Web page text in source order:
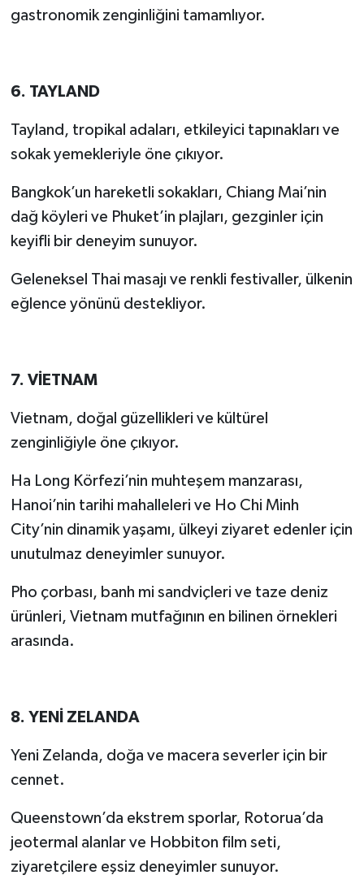
gastronomik zenginliğini tamamlıyor.
6. TAYLAND
Tayland, tropikal adaları, etkileyici tapınakları ve
sokak yemekleriyle öne çıkıyor.
Bangkok’un hareketli sokakları, Chiang Mai’nin
dağ köyleri ve Phuket’in plajları, gezginler için
keyifli bir deneyim sunuyor.
Geleneksel Thai masajı ve renkli festivaller, ülkenin
eğlence yönünü destekliyor.
7. VİETNAM
Vietnam, doğal güzellikleri ve kültürel
zenginliğiyle öne çıkıyor.
Ha Long Körfezi’nin muhteşem manzarası,
Hanoi’nin tarihi mahalleleri ve Ho Chi Minh
City’nin dinamik yaşamı, ülkeyi ziyaret edenler için
unutulmaz deneyimler sunuyor.
Pho çorbası, banh mi sandviçleri ve taze deniz
ürünleri, Vietnam mutfağının en bilinen örnekleri
arasında.
8. YENİ ZELANDA
Yeni Zelanda, doğa ve macera severler için bir
cennet.
Queenstown’da ekstrem sporlar, Rotorua’da
jeotermal alanlar ve Hobbiton film seti,
ziyaretçilere eşsiz deneyimler sunuyor.